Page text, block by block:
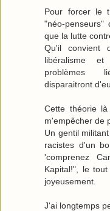
Pour forcer le
"néo-penseurs"
que la lutte
Qu'il convient
libéralisme et
problèmes
disparaitront
Cette théorie
m'empêcher de
Un gentil
racistes d'un
'comprenez
Kapital!", le
joyeusement.
J'ai longtemps